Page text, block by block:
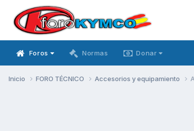
Foros Normas Donar
Inicio FORO TÉCNICO Accesorios y equipamiento